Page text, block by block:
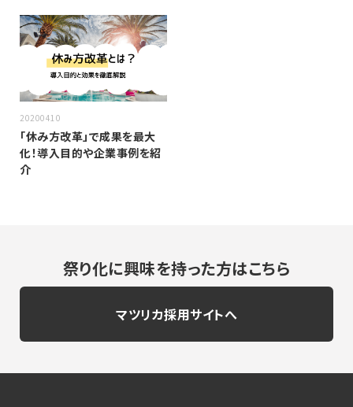
20200410
「休み方改革」で成果を最大
化！導入目的や企業事例を紹
介
祭り化に興味を持った方はこちら
マツリカ採用サイトへ